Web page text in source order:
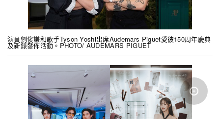
演員劉俊謙和歌手Tyson Yoshi出席Audemars Piguet愛彼150周年慶典
及新錶發佈活動。PHOTO/ AUDEMARS PIGUET